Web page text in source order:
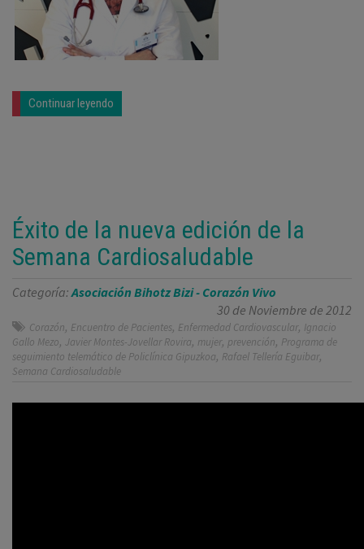
Continuar leyendo
Éxito de la nueva edición de la
Semana Cardiosaludable
Categoría:Asociación Bihotz Bizi - Corazón Vivo
30 de Noviembre de 2012
Corazón, Encuentro de Pacientes, Enfermedad Cardiovascular, Ignacio
Gallo Mezo, Javier Montes-Jovellar Rovira, mujer, prevención, Programa de
seguimiento telemático de Policlínica Gipuzkoa, Rafael Tellería Eguibar,
Semana Cardiosaludable